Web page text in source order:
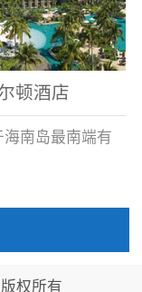
顿酒店
海南岛最南端有
天堂”之美称的
权所有